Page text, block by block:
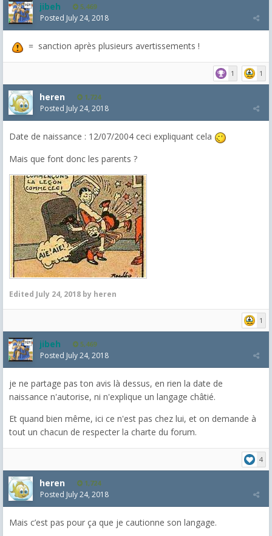
jibeh 5,469
Posted July 24, 2018
= sanction après plusieurs avertissements !
1 1
heren 1,724
Posted July 24, 2018
Date de naissance : 12/07/2004 ceci expliquant cela
Mais que font donc les parents ?
Edited July 24, 2018 by heren
1
jibeh 5,469
Posted July 24, 2018
je ne partage pas ton avis là dessus, en rien la date de
naissance n'autorise, ni n'explique un langage châtié.
Et quand bien même, ici ce n'est pas chez lui, et on demande à
tout un chacun de respecter la charte du forum.
4
heren 1,724
Posted July 24, 2018
Mais c’est pas pour ça que je cautionne son langage.